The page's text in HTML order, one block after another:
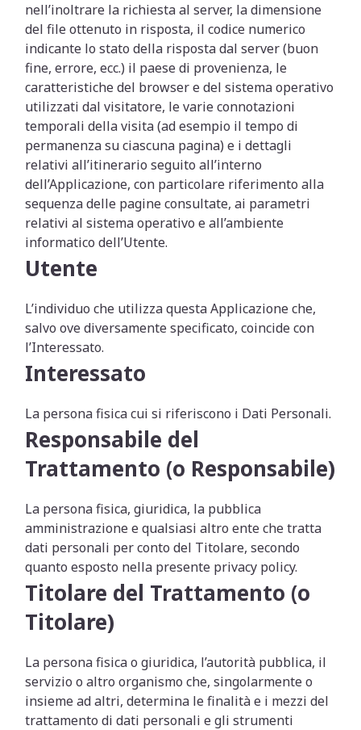
nell’inoltrare la richiesta al server, la dimensione
del file ottenuto in risposta, il codice numerico
indicante lo stato della risposta dal server (buon
fine, errore, ecc.) il paese di provenienza, le
caratteristiche del browser e del sistema operativo
utilizzati dal visitatore, le varie connotazioni
temporali della visita (ad esempio il tempo di
permanenza su ciascuna pagina) e i dettagli
relativi all’itinerario seguito all’interno
dell’Applicazione, con particolare riferimento alla
sequenza delle pagine consultate, ai parametri
relativi al sistema operativo e all’ambiente
informatico dell’Utente.
Utente
L’individuo che utilizza questa Applicazione che,
salvo ove diversamente specificato, coincide con
l’Interessato.
Interessato
La persona fisica cui si riferiscono i Dati Personali.
Responsabile del
Trattamento (o Responsabile)
La persona fisica, giuridica, la pubblica
amministrazione e qualsiasi altro ente che tratta
dati personali per conto del Titolare, secondo
quanto esposto nella presente privacy policy.
Titolare del Trattamento (o
Titolare)
La persona fisica o giuridica, l’autorità pubblica, il
servizio o altro organismo che, singolarmente o
insieme ad altri, determina le finalità e i mezzi del
trattamento di dati personali e gli strumenti